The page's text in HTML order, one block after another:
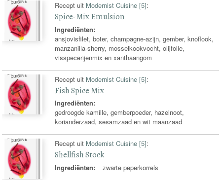
Recept uit Modernist Cuisine [5]:
Spice-Mix Emulsion
Ingrediënten:
ansjovisfilet, boter, champagne-azijn, gember, knoflook,
manzanilla-sherry, mosselkookvocht, olijfolie,
visspecerijenmix en xanthaangom
Recept uit Modernist Cuisine [5]:
Fish Spice Mix
Ingrediënten:
gedroogde kamille, gemberpoeder, hazelnoot,
korianderzaad, sesamzaad en wit maanzaad
Recept uit Modernist Cuisine [5]:
Shellfish Stock
Ingrediënten: zwarte peperkorrels